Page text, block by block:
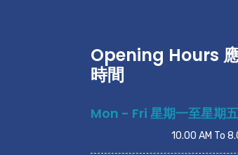
Opening Hours
時間
Mon - Fri 星期一至星期
10.00 AM To